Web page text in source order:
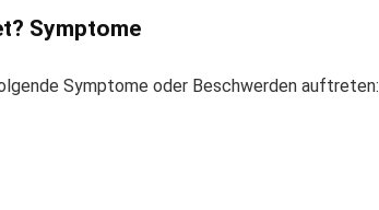
Symptome
Symptome oder Beschwerden auftreten: